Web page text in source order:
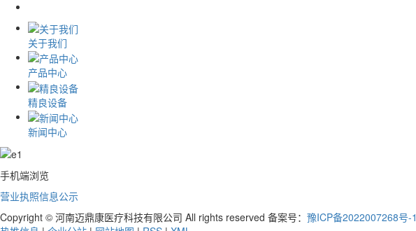
关于我们
产品中心
精良设备
新闻中心
手机端浏览
营业执照信息公示
Copyright © 河南迈鼎康医疗科技有限公司 All rights reserved 备案号： 豫ICP备2022007268号-1